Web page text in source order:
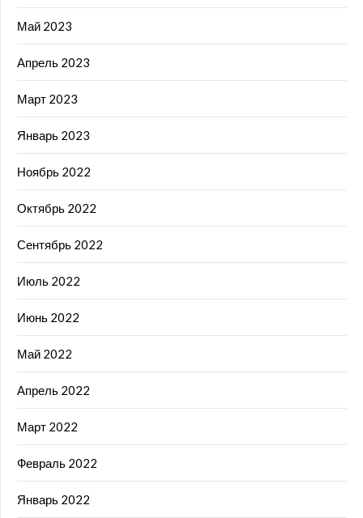
Май 2023
Апрель 2023
Март 2023
Январь 2023
Ноябрь 2022
Октябрь 2022
Сентябрь 2022
Июль 2022
Июнь 2022
Май 2022
Апрель 2022
Март 2022
Февраль 2022
Январь 2022